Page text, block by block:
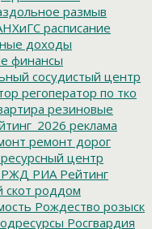
размыв
расписание
доходы
финансы
сосудистый центр
регоператор по тко
резиновые
реклама
ремонт дорог
ресурсный центр
РЖД РИА Рейтинг
скот роддом
Рождество розыск
Росгвардия